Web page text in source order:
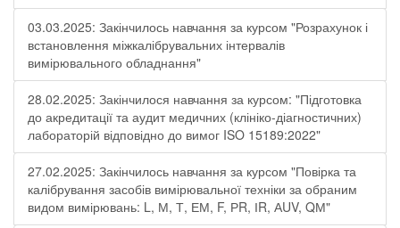
03.03.2025: Закінчилось навчання за курсом "Розрахунок і
встановлення міжкалібрувальних інтервалів
вимірювального обладнання"
28.02.2025: Закінчилося навчання за курсом: "Підготовка
до акредитації та аудит медичних (клініко-діагностичних)
лабораторій відповідно до вимог ISO 15189:2022"
27.02.2025: Закінчилось навчання за курсом "Повірка та
калібрування засобів вимірювальної техніки за обраним
видом вимірювань: L, М, Т, ЕМ, F, РR, ІR, АUV, QМ"